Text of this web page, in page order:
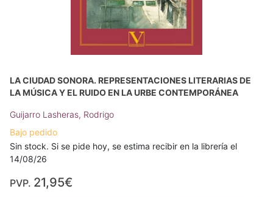
LA CIUDAD SONORA. REPRESENTACIONES LITERARIAS DE
LA MÚSICA Y EL RUIDO EN LA URBE CONTEMPORÁNEA
Guijarro Lasheras, Rodrigo
Bajo pedido
Sin stock. Si se pide hoy, se estima recibir en la librería el
14/08/26
PVP. 21,95€